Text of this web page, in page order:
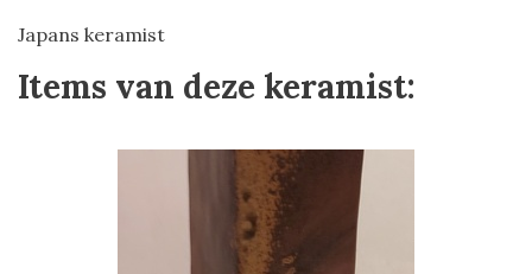
Japans keramist
Items van deze keramist: